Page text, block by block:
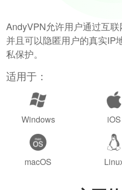
AndyVPN允许用户通过互联
并且可以隐匿用户的真实IP
私保护。
适用于：
Windows iOS
macOS